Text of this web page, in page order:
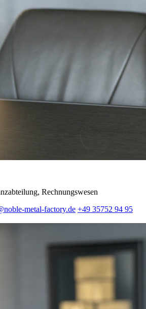
Rechnungswesen
metal-factory.de +49 35752 94 95